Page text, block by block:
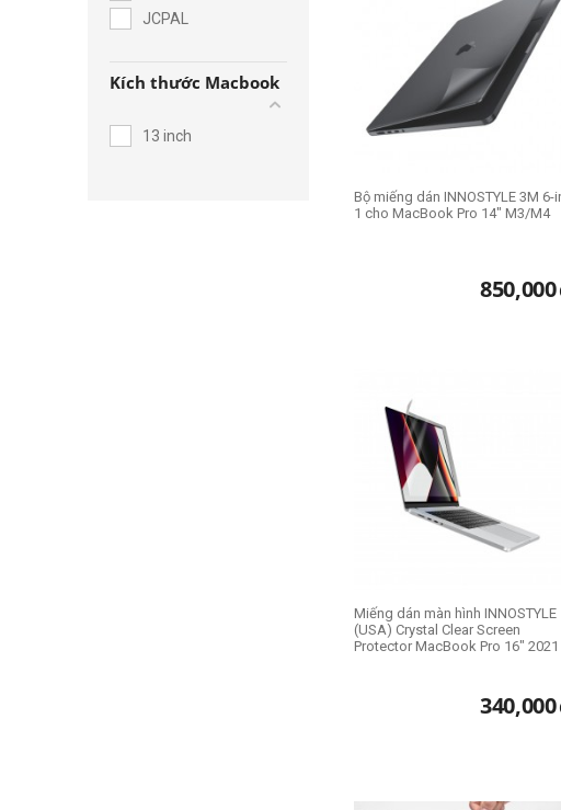
JCPAL
Kích thước Macbook
13 inch
Bộ miếng dán INNOSTYLE 3M 6-
1 cho MacBook Pro 14" M3/M4
850,000
Miếng dán màn hình INNOSTYLE
(USA) Crystal Clear Screen
Protector MacBook Pro 16" 2021
340,000